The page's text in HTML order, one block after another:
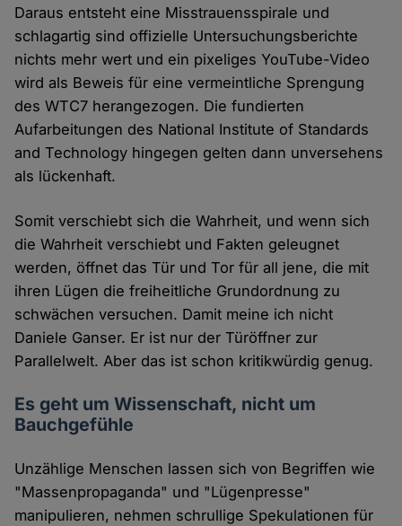
Daraus entsteht eine Misstrauensspirale und
schlagartig sind offizielle Untersuchungsberichte
nichts mehr wert und ein pixeliges YouTube-Video
wird als Beweis für eine vermeintliche Sprengung
des WTC7 herangezogen. Die fundierten
Aufarbeitungen des National Institute of Standards
and Technology hingegen gelten dann unversehens
als lückenhaft.
Somit verschiebt sich die Wahrheit, und wenn sich
die Wahrheit verschiebt und Fakten geleugnet
werden, öffnet das Tür und Tor für all jene, die mit
ihren Lügen die freiheitliche Grundordnung zu
schwächen versuchen. Damit meine ich nicht
Daniele Ganser. Er ist nur der Türöffner zur
Parallelwelt. Aber das ist schon kritikwürdig genug.
Es geht um Wissenschaft, nicht um
Bauchgefühle
Unzählige Menschen lassen sich von Begriffen wie
"Massenpropaganda" und "Lügenpresse"
manipulieren, nehmen schrullige Spekulationen für